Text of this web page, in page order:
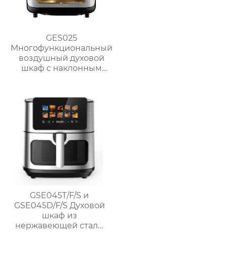
GES025
Многофункциональный
воздушный духовой
шкаф с наклонным
вместимости
GSE045T/F/S и
GSE045D/F/S Духовой
шкаф из
нержавеющей стали